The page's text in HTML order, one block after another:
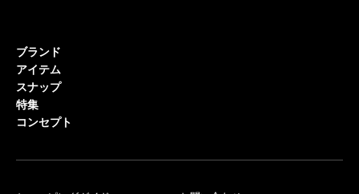
ブランド
アイテム
スナップ
特集
コンセプト